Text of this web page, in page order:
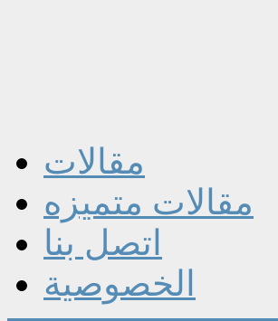
مقالات
مقالات متميزه
اتصل بنا
الخصوصية